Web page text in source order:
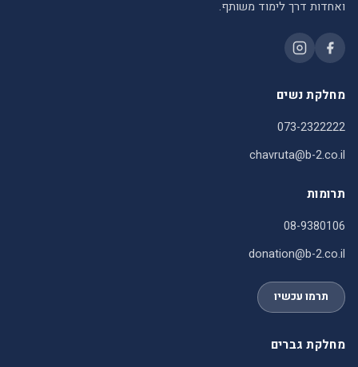
ואחדות דרך לימוד משותף.
מחלקת נשים
073-2322222
chavruta@b-2.co.il
תרומות
08-9380106
donation@b-2.co.il
תרמו עכשיו
מחלקת גברים